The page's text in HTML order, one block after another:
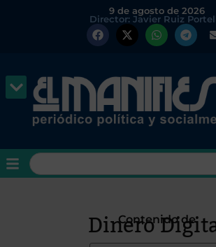
9 de agosto de 2026
Director: Javier Ruiz
Contenido de
Dinero